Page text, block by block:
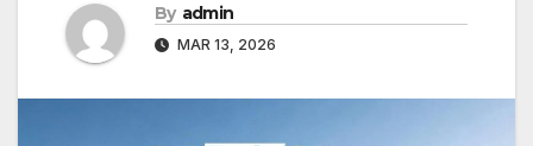
By admin
MAR 13, 2026